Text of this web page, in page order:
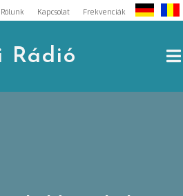
Rólunk Kapcsolat Frekvenciák
Rádió